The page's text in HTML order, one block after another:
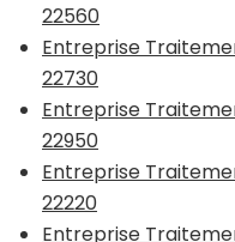
22560
Entreprise
22730
Entreprise
22950
Entreprise
22220
Entreprise